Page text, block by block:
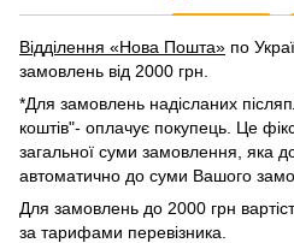
Відділення «Нова Пошта» по
замовлень від 2000 грн.
*Для замовлень надісланих
коштів"- оплачує покупець. Це
загальної суми замовлення, яка
автоматично до суми Вашого
Для замовлень до 2000 грн
за тарифами перевізника.